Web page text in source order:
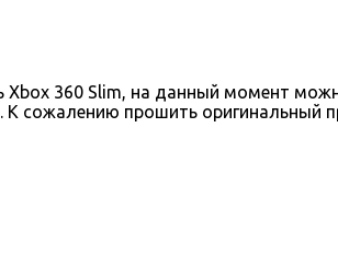
360 Slim, на данный момент
сожалению прошить оригинальный